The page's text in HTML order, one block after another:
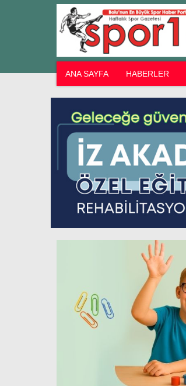
ANA SAYFA HABERLER